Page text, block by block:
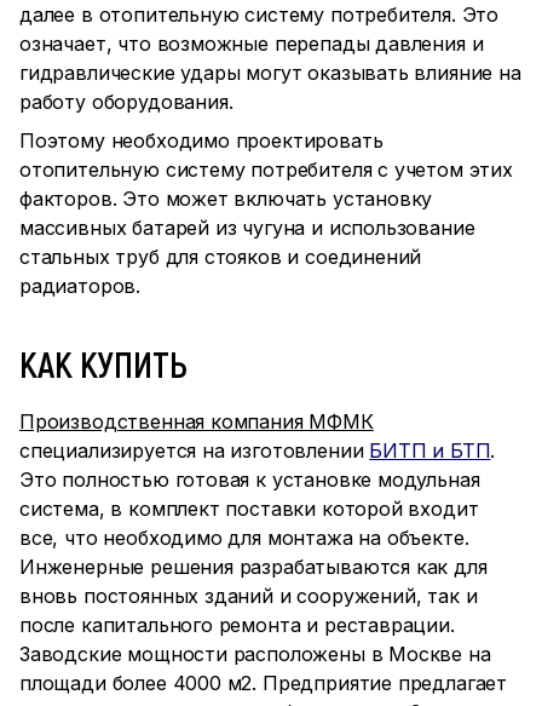
далее в отопительную систему потребителя. Это
означает, что возможные перепады давления и
гидравлические удары могут оказывать влияние на
работу оборудования.
Поэтому необходимо проектировать
отопительную систему потребителя с учетом этих
факторов. Это может включать установку
массивных батарей из чугуна и использование
стальных труб для стояков и соединений
радиаторов.
КАК КУПИТЬ
Производственная компания МФМК
специализируется на изготовлении БИТП и БТП.
Это полностью готовая к установке модульная
система, в комплект поставки которой входит
все, что необходимо для монтажа на объекте.
Инженерные решения разрабатываются как для
вновь постоянных зданий и сооружений, так и
после капитального ремонта и реставрации.
Заводские мощности расположены в Москве на
площади более 4000 м2. Предприятие предлагает